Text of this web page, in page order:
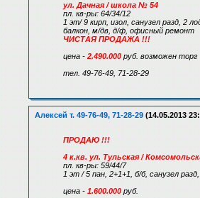
ул. Дачная / школа № 54
пл. кв-ры: 64/34/12
1 эт/ 9 кирп, изол, санузел разд, 2
балкон, м/дв, д/ф, офисный ремонт
ЧИСТАЯ ПРОДАЖА !!!
цена - 2.490.000 руб. возможен торг
тел. 49-76-49, 71-28-29
Алексей т. 49-76-49, 71-28-29 (14.05.2013
ПРОДАЮ !!!
4 к.кв. ул. Тульская /
пл. кв-ры: 59/44/7
1 эт / 5 пан, 2+1+1, б/б, санузел
цена - 1.600.000 руб.